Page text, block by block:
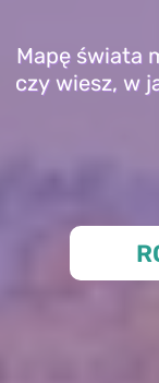
Mapę świata
czy wiesz, w